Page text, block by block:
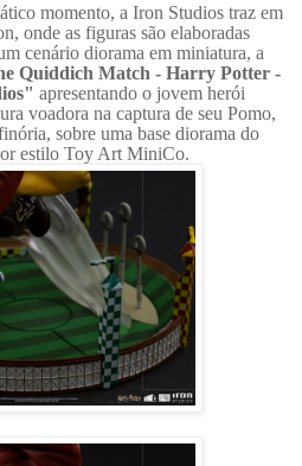
momento, a Iron Studios traz em
onde as figuras são elaboradas
cenário diorama em miniatura, a
Quiddich Match - Harry Potter -
apresentando o jovem herói
voadora na captura de seu Pomo,
sobre uma base diorama do
estilo Toy Art MiniCo.